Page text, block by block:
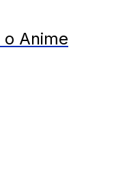
Anime